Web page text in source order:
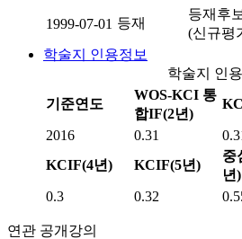
1999-07-01 등재
등재후
(신규평
학술지 인용정보
학술지 인
기준연도
WOS-KCI 통
합IF(2년)
2016 0.31
KCIF(4년)
KCIF(5년)
중
년)
0.3 0.32
연관 공개강의